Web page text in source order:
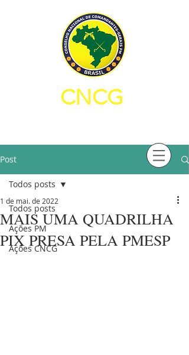
CNCG
Post
Todos posts
Ações PM
Ações CNCG
Todos posts
MAIS UMA QUADRILHA
PIX PRESA PELA PMESP
1 de mai. de 2022